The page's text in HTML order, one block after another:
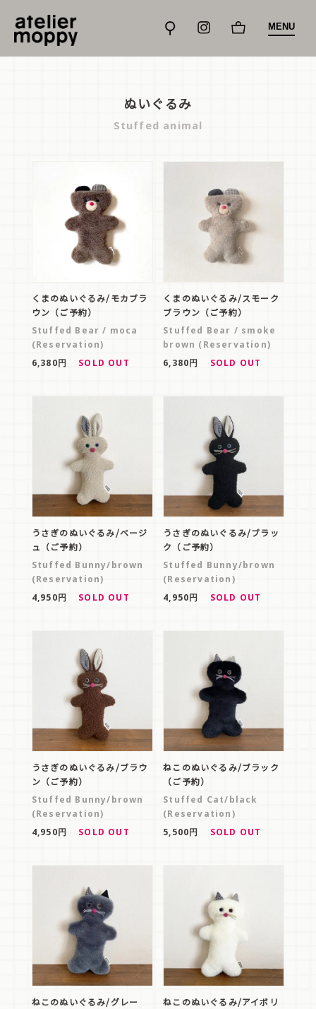
ぬいぐるみ
Stuffed animal
くまのぬいぐるみ/モカブラ
ウン（ご予約）
Stuffed Bear / moca
(Reservation)
6,380円
SOLD OUT
くまのぬいぐるみ/スモーク
ブラウン（ご予約）
Stuffed Bear / smoke
brown (Reservation)
6,380円
SOLD OUT
うさぎのぬいぐるみ/ベージ
ュ（ご予約）
Stuffed Bunny/brown
(Reservation)
4,950円
SOLD OUT
うさぎのぬいぐるみ/ブラッ
ク（ご予約）
Stuffed Bunny/brown
(Reservation)
4,950円
SOLD OUT
うさぎのぬいぐるみ/ブラウ
ン（ご予約）
Stuffed Bunny/brown
(Reservation)
4,950円
SOLD OUT
ねこのぬいぐるみ/ブラック
（ご予約）
Stuffed Cat/black
(Reservation)
5,500円
SOLD OUT
ねこのぬいぐるみ/グレー
ねこのぬいぐるみ/アイボリ
MENU